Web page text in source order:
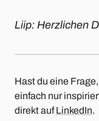
Liip: Herzlichen
Hast du eine
einfach nur
direkt aufLinkedIn.